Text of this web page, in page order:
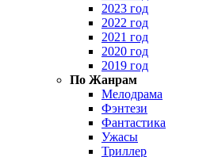
2023 год
2022 год
2021 год
2020 год
2019 год
По Жанрам
Мелодрама
Фэнтези
Фантастика
Ужасы
Триллер